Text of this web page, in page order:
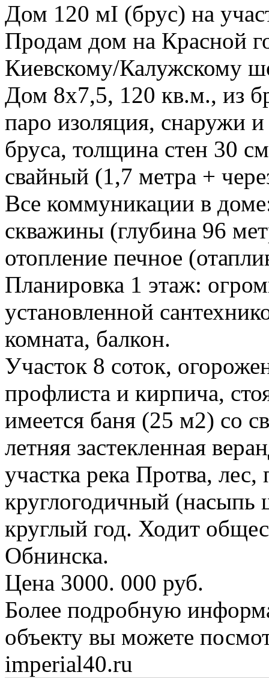
Дом 120 мІ (брус) на
Продам дом на Красной
Киевскому/Калужскому
Дом 8х7,5, 120 кв.м., из
паро изоляция, снаружи
бруса, толщина стен 30
свайный (1,7 метра +
Все коммуникации в
скважины (глубина 96
отопление печное
Планировка 1 этаж:
установленной
комната, балкон.
Участок 8 соток,
профлиста и кирпича,
имеется баня (25 м2) со
летняя застекленная
участка река Протва, лес,
круглогодичный
круглый год. Ходит
Обнинска.
Цена 3000. 000 руб.
Более подробную
объекту вы можете
imperial40.ru